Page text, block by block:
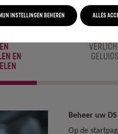
REMOTE
EN
Beheer uw
Op de
MIJN INSTELLINGEN BEHEREN ALLES